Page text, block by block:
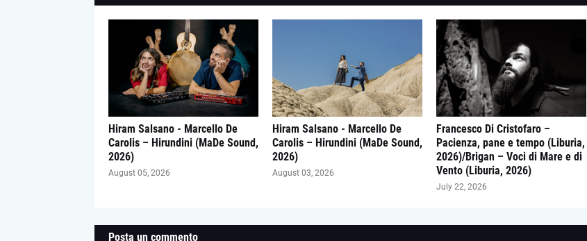
Hiram Salsano - Marcello De
Carolis – Hirundini (MaDe Sound,
2026)
August 05, 2026
Hiram Salsano - Marcello De
Carolis – Hirundini (MaDe Sound,
2026)
August 03, 2026
Francesco Di Cristofaro –
Pacienza, pane e tempo (Liburia,
2026)/Brigan – Voci di Mare e di
Vento (Liburia, 2026)
July 22, 2026
Posta un commento